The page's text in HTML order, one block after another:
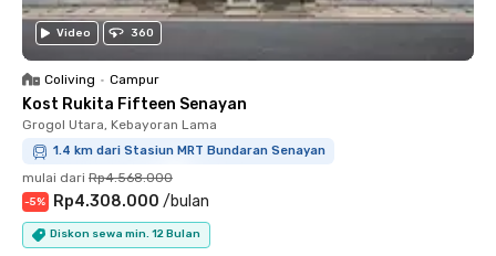
Video 360
Coliving • Campur
Kost Rukita Fifteen Senayan
Grogol Utara, Kebayoran Lama
1.4 km dari Stasiun MRT Bundaran Senayan
mulai dari Rp4.568.000
-5% Rp4.308.000 /bulan
Diskon sewa min. 12 Bulan